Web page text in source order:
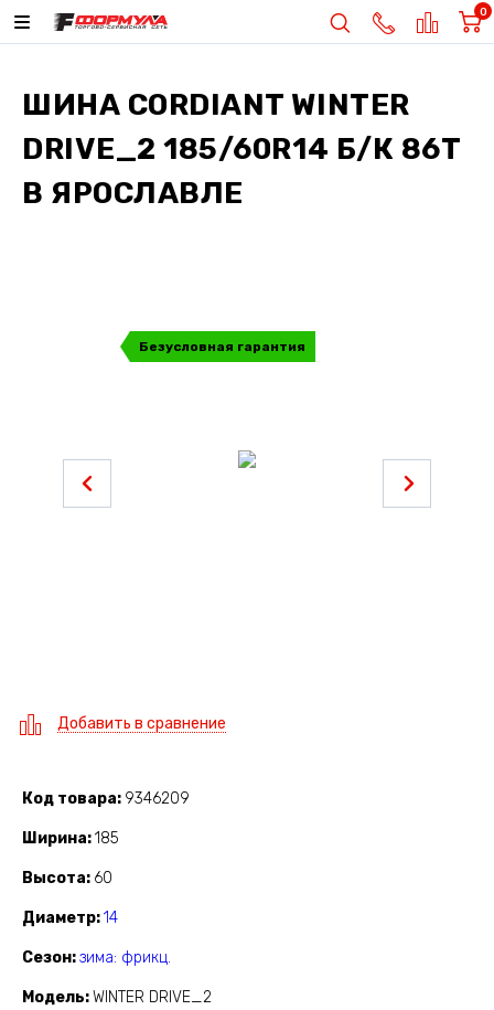
0
ШИНА CORDIANT WINTER
DRIVE_2 185/60R14 Б/К 86T
В ЯРОСЛАВЛЕ
Безусловная гарантия
Добавить в сравнение
Код товара 9346209
Ширина 185
Высота 60
Диаметр 14
Сезон зима: фрикц.
Модель WINTER DRIVE_2